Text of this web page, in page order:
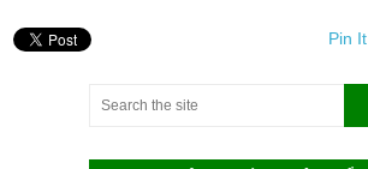
Pin It